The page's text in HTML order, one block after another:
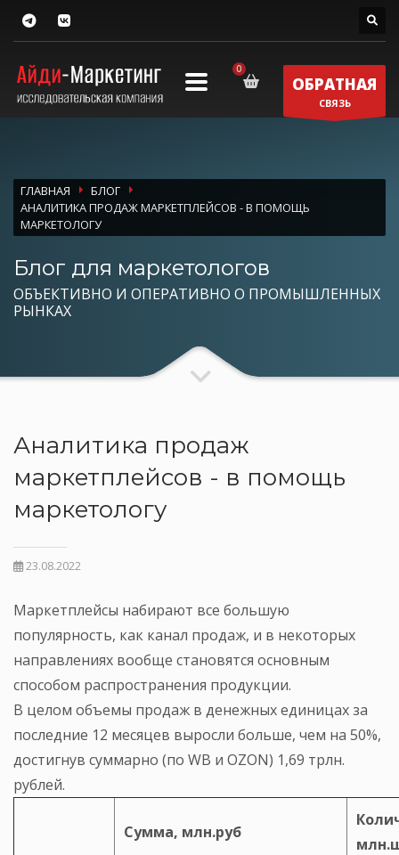
ОБРАТНАЯ
СВЯЗЬ
ГЛАВНАЯ
БЛОГ
АНАЛИТИКА ПРОДАЖ МАРКЕТПЛЕЙСОВ - В ПОМОЩЬ
МАРКЕТОЛОГУ
Блог для маркетологов
ОБЪЕКТИВНО И ОПЕРАТИВНО О ПРОМЫШЛЕННЫХ
РЫНКАХ
Аналитика продаж
маркетплейсов - в помощь
маркетологу
23.08.2022
Маркетплейсы набирают все большую
популярность, как канал продаж, и в некоторых
направлениях вообще становятся основным
способом распространения продукции.
В целом объемы продаж в денежных единицах за
последние 12 месяцев выросли больше, чем на 50%,
достигнув суммарно (по WB и OZON) 1,69 трлн.
рублей.
Сумма, млн.руб